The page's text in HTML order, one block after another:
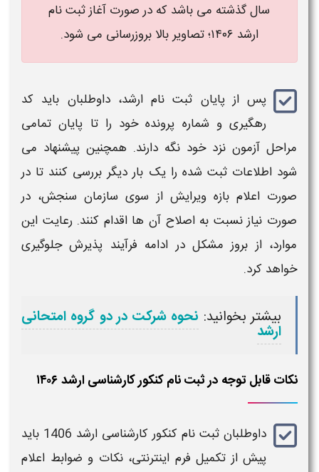
سال گذشته می باشد که در صورت آغازثبت نام
ارشد ۱۴۰۶
؛ تصاویر بالا بروزرسانی می شود.
پس از پایان ثبت نام ارشد، داوطلبان باید کد
رهگیری و شماره پرونده خود را تا پایان تمامی
مراحل آزمون نزد خود نگه دارند. همچنین پیشنهاد می‌
شود اطلاعات ثبت‌ شده را یک بار دیگر بررسی کنند تا در
صورت اعلام بازه ویرایش از سوی سازمان سنجش، در
صورت نیاز نسبت به اصلاح آن‌ ها اقدام کنند. رعایت این
موارد، از بروز مشکل در ادامه فرآیند پذیرش جلوگیری
خواهد کرد.
بیشتر بخوانید: نحوه شرکت در دو گروه امتحانی
ارشد
نکات قابل توجه در ثبت نام کنکور کارشناسی ارشد ۱۴۰۶
داوطلبان ثبت نام کنکور کارشناسی ارشد 1406
باید
پیش از تکمیل فرم اینترنتی، نکات و ضوابط اعلام‌